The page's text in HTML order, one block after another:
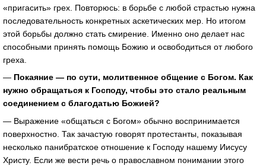
«пригасить» грех. Повторюсь: в борьбе с любой страстью нужна
последовательность конкретных аскетических мер. Но итогом
этой борьбы должно стать смирение. Именно оно делает нас
способными принять помощь Божию и освободиться от любого
греха.
— Покаяние — по сути, молитвенное общение с Богом. Как
нужно обращаться к Господу, чтобы это стало реальным
соединением с благодатью Божией?
— Выражение «общаться с Богом» обычно воспринимается
поверхностно. Так зачастую говорят протестанты, показывая
несколько панибратское отношение к Господу нашему Иисусу
Христу. Если же вести речь о православном понимании этого